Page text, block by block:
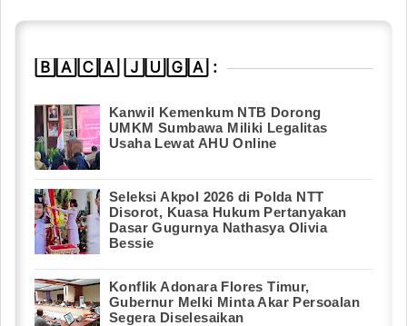
🄱🄰🄲🄰 🄹🅄🄶🄰 :
Kanwil Kemenkum NTB Dorong
UMKM Sumbawa Miliki Legalitas
Usaha Lewat AHU Online
Seleksi Akpol 2026 di Polda NTT
Disorot, Kuasa Hukum Pertanyakan
Dasar Gugurnya Nathasya Olivia
Bessie
Konflik Adonara Flores Timur,
Gubernur Melki Minta Akar Persoalan
Segera Diselesaikan